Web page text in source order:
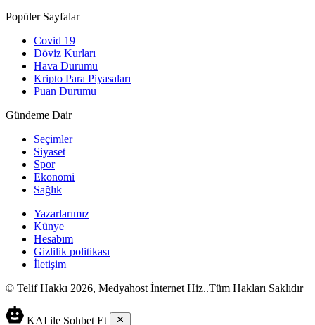
Popüler Sayfalar
Covid 19
Döviz Kurları
Hava Durumu
Kripto Para Piyasaları
Puan Durumu
Gündeme Dair
Seçimler
Siyaset
Spor
Ekonomi
Sağlık
Yazarlarımız
Künye
Hesabım
Gizlilik politikası
İletişim
© Telif Hakkı 2026, Medyahost İnternet Hiz..Tüm Hakları Saklıdır
casino
canlı
ev
KAI ile Sohbet Et